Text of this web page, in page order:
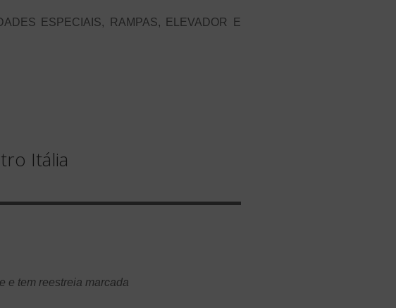
ESPECIAIS, RAMPAS, ELEVADOR E
Itália
e tem reestreia marcada